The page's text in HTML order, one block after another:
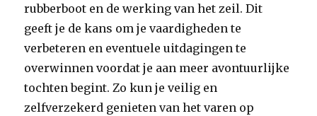
rubberboot en de werking van het zeil. Dit
geeft je de kans om je vaardigheden te
verbeteren en eventuele uitdagingen te
overwinnen voordat je aan meer avontuurlijke
tochten begint. Zo kun je veilig en
zelfverzekerd genieten van het varen op